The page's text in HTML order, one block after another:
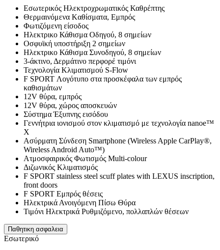
Εσωτερικός Ηλεκτροχρωματικός Καθρέπτης
Θερμαινόμενα Kαθίσματα, Εμπρός
Φωτιζόμενη είσοδος
Ηλεκτρικο Κάθισμα Oδηγού, 8 σημείων
Οσφυϊκή υποστήριξη 2 σημείων
Ηλεκτρικο Κάθισμα Συνοδηγού, 8 σημείων
3-άκτινο, Δερμάτινο περφορέ τιμόνι
Τεχνολογία Κλιματισμού S-Flow
F SPORT Λογότυπο στα προσκέφαλα των εμπρός
καθισμάτων
12V θύρα, εμπρός
12V θύρα, χώρος αποσκευών
Σύστημα Έξυπνης εισόδου
Γεννήτρια ιονισμού στον κλιματισμό με τεχνολογία nanoe™
X
Ασύρματη Σύνδεση Smartphone (Wireless Apple CarPlay®,
Wireless Android Auto™)
Ατμοσφαιρικός Φωτισμός Multi-colour
Διζωνικός Κλιματισμός
F SPORT stainless steel scuff plates with LEXUS inscription,
front doors
F SPORT Εμπρός θέσεις
Ηλεκτρικά Ανοιγόμενη Πίσω Θύρα
Τιμόνι Ηλεκτρικά Ρυθμιζόμενο, πολλαπλών θέσεων
Παθητικη ασφαλεια
Εσωτερικό